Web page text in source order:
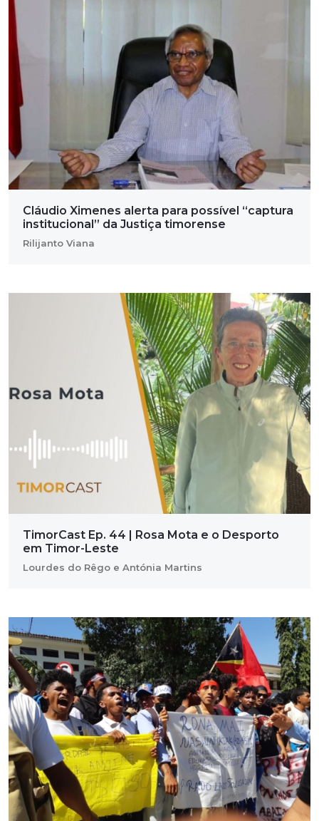
Cláudio Ximenes alerta para possível “captura
institucional” da Justiça timorense
Rilijanto Viana
TimorCast Ep. 44 | Rosa Mota e o Desporto
em Timor-Leste
Lourdes do Rêgo e Antónia Martins